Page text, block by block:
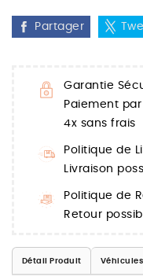
Partager
Garantie
Paiement
4x sans frais
Politique de
Livraison
Politique de
Retour
Détail Produit